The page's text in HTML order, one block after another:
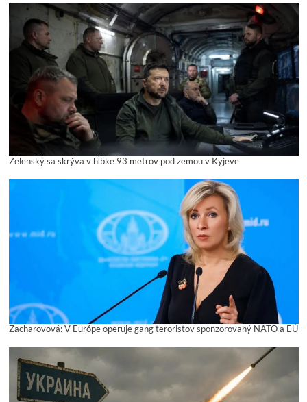
Zelenský sa skrýva v hĺbke 93 metrov pod zemou v Kyjeve
Zacharovová: V Európe operuje gang teroristov sponzorovaný NATO a EÚ